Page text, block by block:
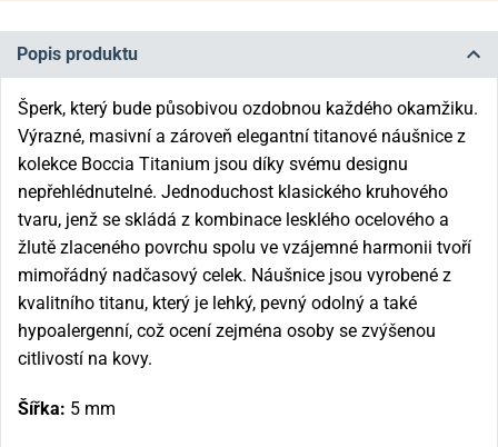
Popis produktu
Šperk, který bude působivou ozdobnou každého okamžiku.
Výrazné, masivní a zároveň elegantní titanové náušnice z
kolekce Boccia Titanium jsou díky svému designu
nepřehlédnutelné. Jednoduchost klasického kruhového
tvaru, jenž se skládá z kombinace lesklého ocelového a
žlutě zlaceného povrchu spolu ve vzájemné harmonii tvoří
mimořádný nadčasový celek. Náušnice jsou vyrobené z
kvalitního titanu, který je lehký, pevný odolný a také
hypoalergenní, což ocení zejména osoby se zvýšenou
citlivostí na kovy.
Šířka: 5 mm